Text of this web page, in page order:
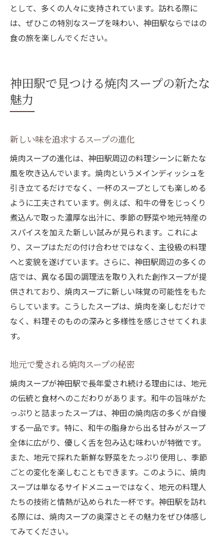
として、多くの人々に支持されています。訪れる際に
は、ぜひこの特別なスープを味わい、神田駅ならではの
食の旅を楽しんでください。
神田駅で見つける焼肉スープの新たな
魅力
新しい味を追求するスープの進化
焼肉スープの進化は、神田駅周辺の料理シーンに新たな
風を吹き込んでいます。焼肉というメインディッシュを
引き立てるだけでなく、一杯のスープとしても楽しめる
ように工夫されています。例えば、和牛の骨をじっくり
煮込んで取った濃厚な出汁に、季節の野菜や地元特産の
スパイスを加えた新しい試みが見られます。これによ
り、スープはただの付け合わせではなく、主役級の料理
へと変貌を遂げています。さらに、神田駅周辺の多くの
店では、異なる国の調理法を取り入れた創作スープが提
供されており、焼肉スープに新しい味覚の可能性をもた
らしています。こうしたスープは、焼肉を楽しむだけで
なく、料理そのものの深みと多様性を感じさせてくれま
す。
地元で愛される焼肉スープの秘密
焼肉スープが神田駅で長年愛され続ける理由には、地元
の伝統と食材へのこだわりがあります。和牛の旨味がた
っぷりと詰まったスープは、神田の焼肉店の多くが自慢
する一品です。特に、和牛の脂身から出る甘みがスープ
全体に広がり、優しく舌を包み込む味わいが特徴です。
また、地元で採れた新鮮な野菜をたっぷり使用し、季節
ごとの変化を楽しむこともできます。このように、焼肉
スープは単なるサイドメニューではなく、地元の料理人
たちの技術と情熱が込められた一杯です。神田駅を訪れ
る際には、焼肉スープの奥深さとその魅力をぜひ体感し
てみてください。